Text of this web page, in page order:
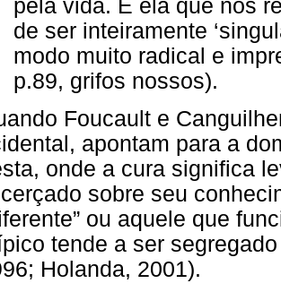
pela vida. É ela que nos
de ser inteiramente
modo muito radical e
p.89, grifos nossos).
Foucault e
apontam para a
onde a cura significa
sobre seu
ou aquele que
tende a ser
Holanda, 2001).